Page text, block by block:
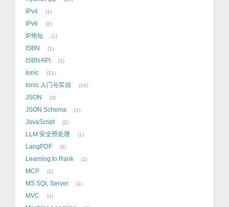
IPv4 1
IPv6 2
IP地址 1
ISBN 1
ISBN API 1
Ionic 21
Ionic 入门与实战 18
JSON 3
JSON Schema 1
JavaScript 2
LLM 安全预处理 1
LangPDF 3
Learning to Rank 1
MCP 2
MS SQL Server 1
MVC 4